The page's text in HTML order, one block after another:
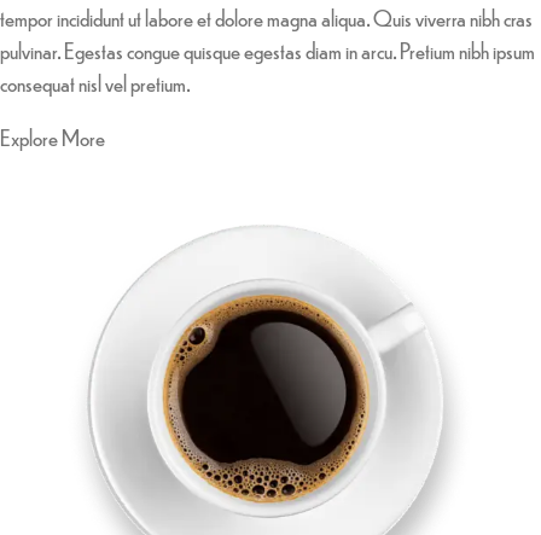
tempor incididunt ut labore et dolore magna aliqua. Quis viverra nibh cras
pulvinar. Egestas congue quisque egestas diam in arcu. Pretium nibh ipsum
consequat nisl vel pretium.
Explore More